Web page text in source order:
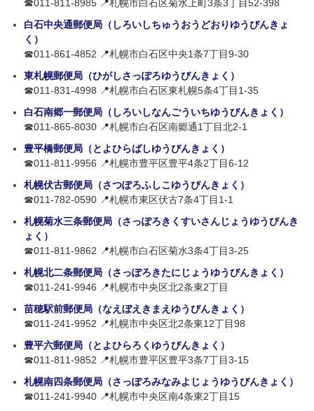
☎011-811-8985 📍札幌市白石区菊水上町3条3丁目52-398
白石中央通郵便局（しろいしちゅうおうどおりゆうびんきょ
く）
☎011-861-4852 📍札幌市白石区中央1条7丁目9-30
東札幌郵便局（ひがしさっぽろゆうびんきょく）
☎011-831-4998 📍札幌市白石区東札幌5条4丁目1-35
白石南郷一郵便局（しろいしなんごういちゆうびんきょく）
☎011-865-8030 📍札幌市白石区南郷通1丁目北2-1
豊平橋郵便局（とよひらばしゆうびんきょく）
☎011-811-9956 📍札幌市豊平区豊平4条2丁目6-12
札幌伏古郵便局（さつぽろふしこゆうびんきょく）
☎011-782-0590 📍札幌市東区伏古7条4丁目1-1
札幌菊水三条郵便局（さっぽろきくすいさんじょうゆうびんき
ょく）
☎011-811-9862 📍札幌市白石区菊水3条4丁目3-25
札幌北二条郵便局（さっぽろきたにじょうゆうびんきょく）
☎011-241-9946 📍札幌市中央区北2条東2丁目
苗穂駅前郵便局（なえぼえきまえゆうびんきょく）
☎011-241-9952 📍札幌市中央区北2条東12丁目98
豊平六郵便局（とよひらろくゆうびんきょく）
☎011-811-9852 📍札幌市豊平区豊平3条7丁目3-15
札幌南四条郵便局（さっぽろみなみよじょうゆうびんきょく）
☎011-241-9940 📍札幌市中央区南4条東2丁目15